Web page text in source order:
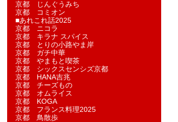
京都 じんぐうみち
京都 コミオン
■あれこれ話2025
京都 ニコラ
京都 キラナ スパイス
京都 とりの小路やま岸
京都 ガチ中華
京都 やまもと喫茶
京都 シックスセンシズ京都
京都 HANA吉兆
京都 チーズもの
京都 オムライス
京都 KOGA
京都 フランス料理2025
京都 鳥散歩